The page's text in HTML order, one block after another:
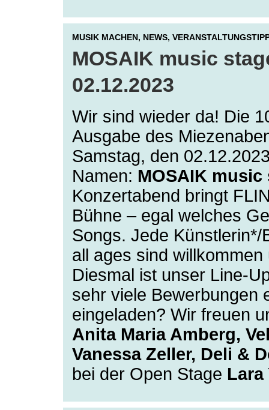
MUSIK MACHEN, NEWS,
MOSAIK music
02.12.2023
Wir sind wieder da! Die
Ausgabe des
Samstag, den
Namen: MOSAIK music
Konzertabend bringt
Bühne – egal welches
Songs. Jede
all ages sind
Diesmal ist unser Line-
sehr viele Bewerbungen
eingeladen? Wir freuen
Anita Maria Amberg,
Vanessa Zeller, Deli &
bei der Open Stage